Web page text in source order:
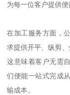
为每一位客户提供便
在加工服务方面，
求提供开平、纵剪
这意味着客户无需
们便能一站式完成
输成本。